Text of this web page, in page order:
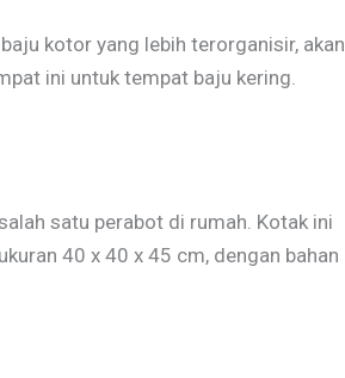
kotor yang lebih terorganisir, akan
ini untuk tempat baju kering.
satu perabot di rumah. Kotak ini
40 x 40 x 45 cm, dengan bahan